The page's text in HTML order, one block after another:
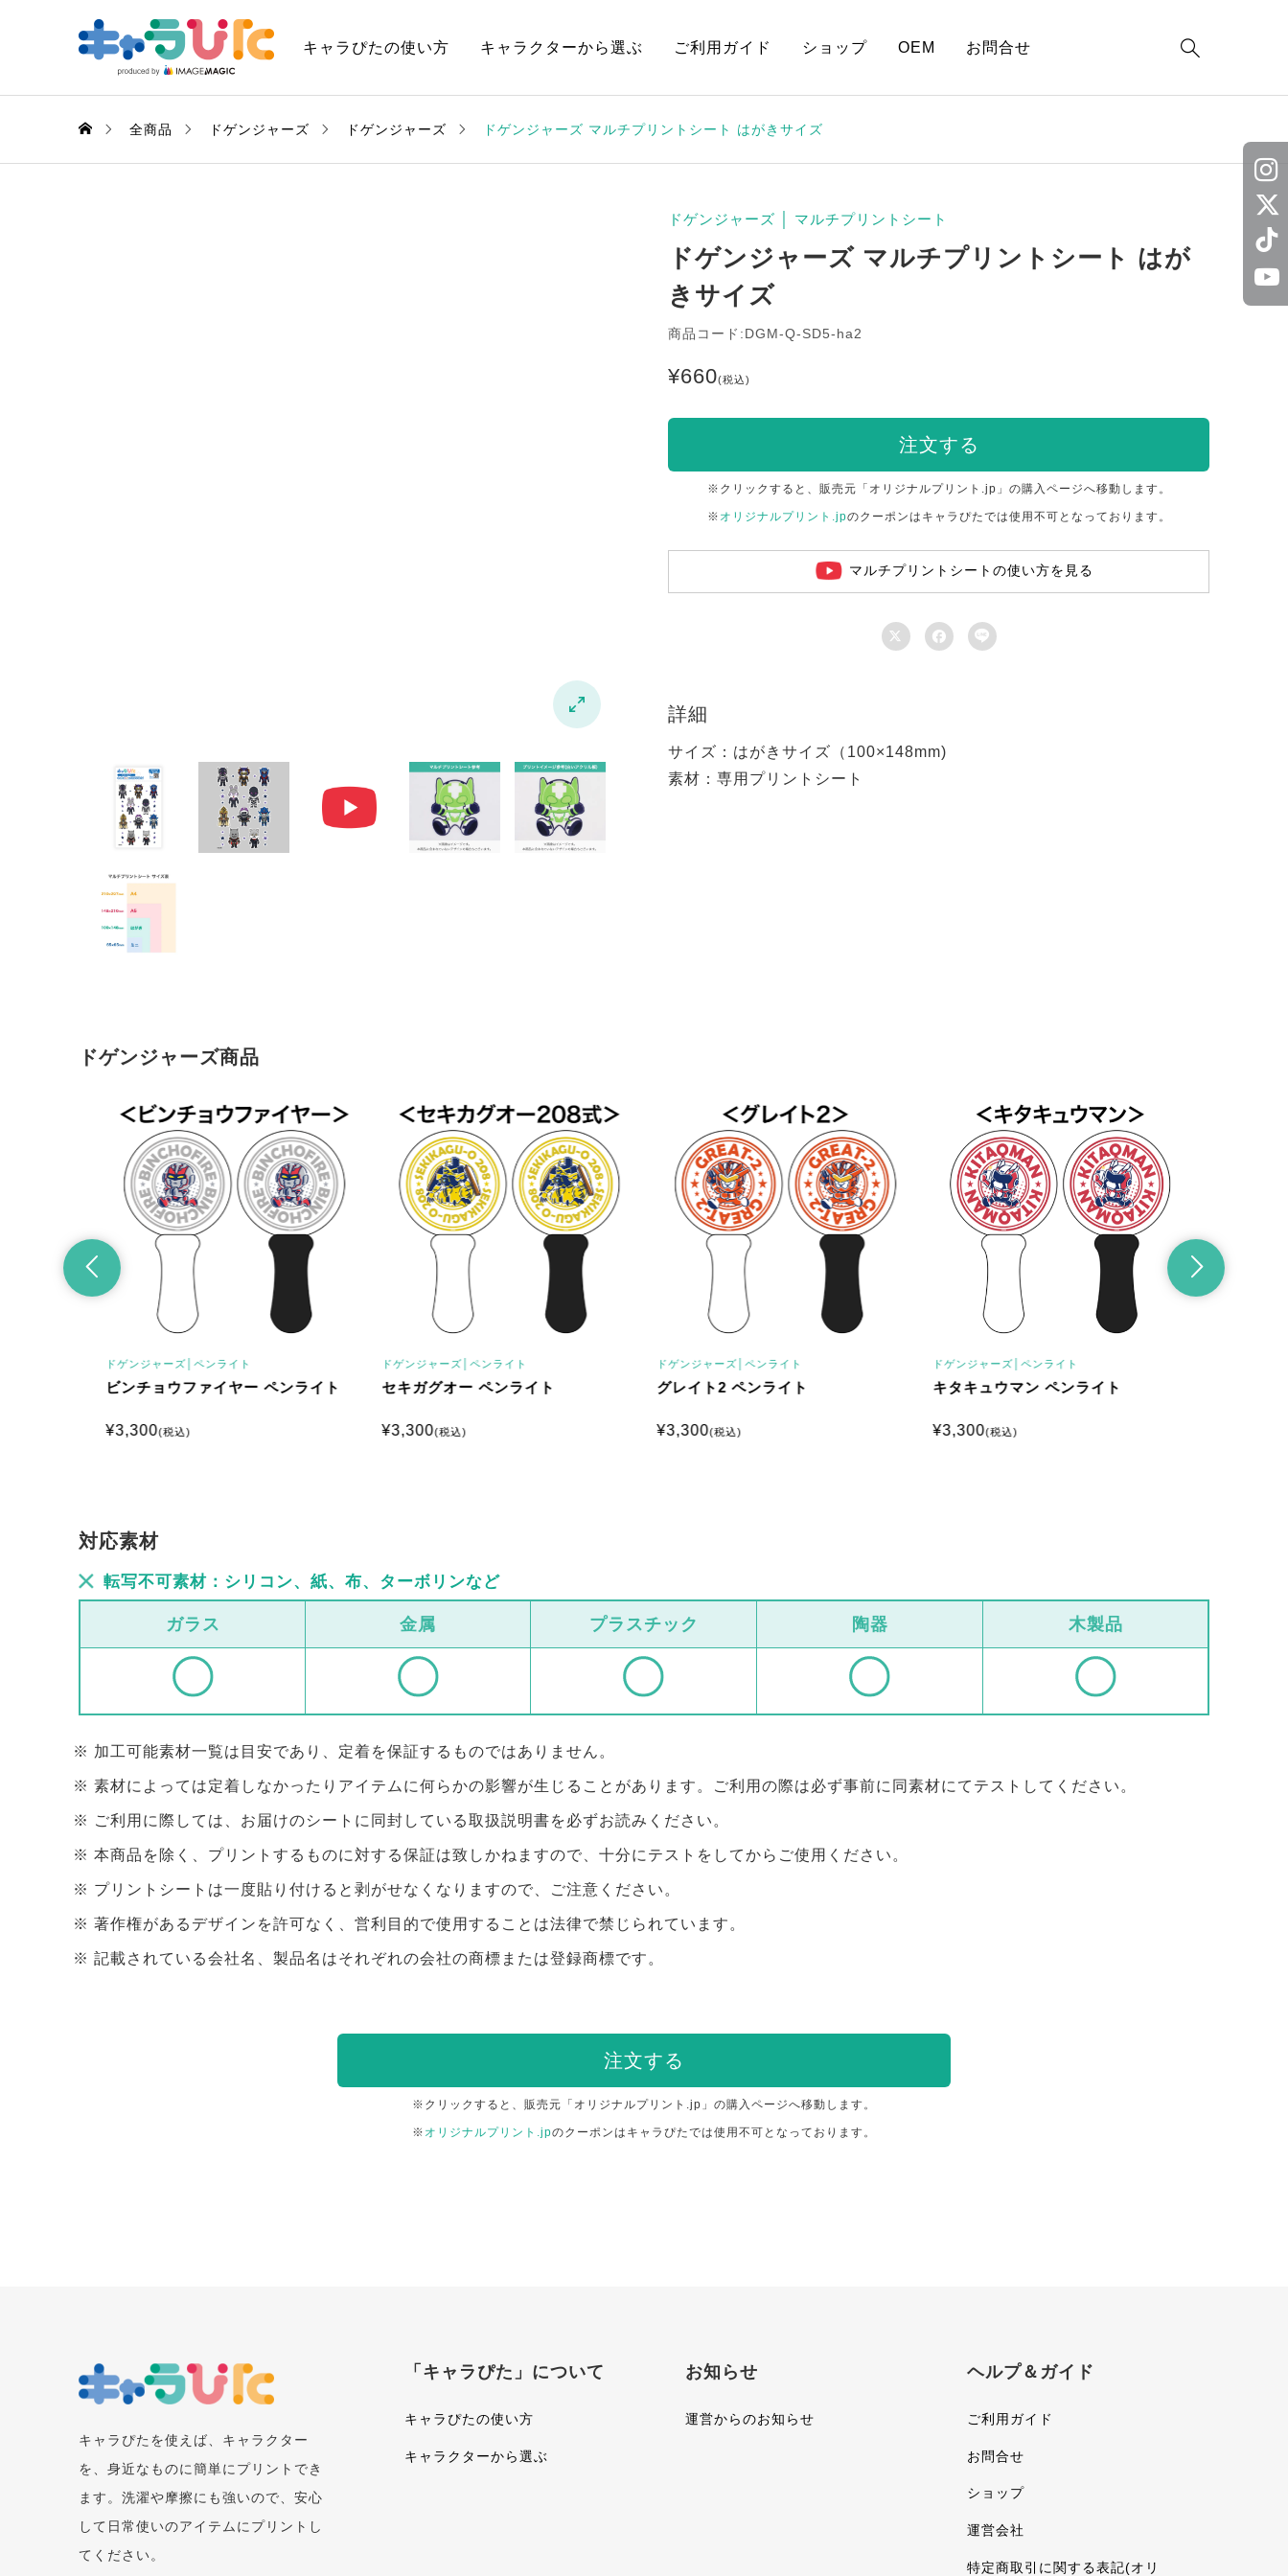
キャラぴたの使い方 キャラクターから選ぶ ご利用ガイド ショップ OEM お問合せ 
全商品 ドゲンジャーズ ドゲンジャーズ ドゲンジャーズ マルチプリントシート はがきサイズ

ドゲンジャーズ マルチプリントシート
ドゲンジャーズ マルチプリントシート はが
きサイズ
商品コード:DGM-Q-SD5-ha2
¥660(税込)
注文する
※クリックすると、販売元「オリジナルプリント.jp」の購入ページへ移動します。
※ オリジナルプリント.jpのクーポンはキャラぴたでは使用不可となっております。
マルチプリントシートの使い方を見る
  
詳細
サイズ：はがきサイズ（100×148mm)
素材：専用プリントシート
ドゲンジャーズ商品
ドゲンジャーズ│ ペンライト
ビンチョウファイヤー ペンライト
¥3,300(税込)
ドゲンジャーズ│ ペンライト
セキガグオー ペンライト
¥3,300(税込)
ドゲンジャーズ│ ペンライト
グレイト2 ペンライト
¥3,300(税込)
ドゲンジャーズ│ ペンライト
キタキュウマン ペンライト
¥3,300(税込)
対応素材
転写不可素材：シリコン、紙、布、ターボリンなど
ガラス 金属 プラスチック 陶器 木製品
加工可能素材一覧は目安であり、定着を保証するものではありません。
素材によっては定着しなかったりアイテムに何らかの影響が生じることがあります。ご利用の際は必ず事前に同素材にてテストしてください。
ご利用に際しては、お届けのシートに同封している取扱説明書を必ずお読みください。
本商品を除く、プリントするものに対する保証は致しかねますので、十分にテストをしてからご使用ください。
プリントシートは一度貼り付けると剥がせなくなりますので、ご注意ください。
著作権があるデザインを許可なく、営利目的で使用することは法律で禁じられています。
記載されている会社名、製品名はそれぞれの会社の商標または登録商標です。
注文する
※クリックすると、販売元「オリジナルプリント.jp」の購入ページへ移動します。
※ オリジナルプリント.jpのクーポンはキャラぴたでは使用不可となっております。
キャラぴたを使えば、キャラクター
を、身近なものに簡単にプリントでき
ます。洗濯や摩擦にも強いので、安心
して日常使いのアイテムにプリントし
てください。
「キャラぴた」について
キャラぴたの使い方
キャラクターから選ぶ
お知らせ
運営からのお知らせ
ヘルプ＆ガイド
ご利用ガイド
お問合せ
ショップ
運営会社
特定商取引に関する表記(オリ